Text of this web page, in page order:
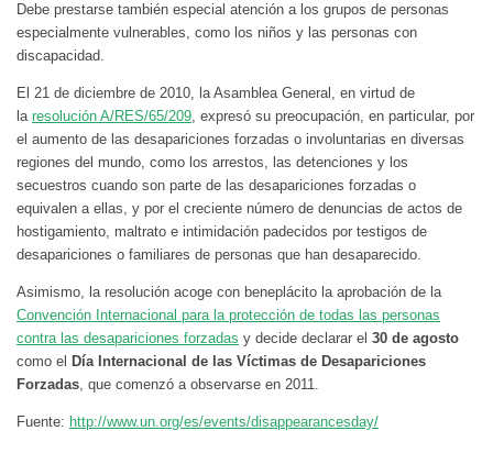
Debe prestarse también especial atención a los grupos de personas
especialmente vulnerables, como los niños y las personas con
discapacidad.
El 21 de diciembre de 2010, la Asamblea General, en virtud de
la resolución A/RES/65/209, expresó su preocupación, en particular, por
el aumento de las desapariciones forzadas o involuntarias en diversas
regiones del mundo, como los arrestos, las detenciones y los
secuestros cuando son parte de las desapariciones forzadas o
equivalen a ellas, y por el creciente número de denuncias de actos de
hostigamiento, maltrato e intimidación padecidos por testigos de
desapariciones o familiares de personas que han desaparecido.
Asimismo, la resolución acoge con beneplácito la aprobación de la
Convención Internacional para la protección de todas las personas
contra las desapariciones forzadas y decide declarar el 30 de agosto
como el Día Internacional de las Víctimas de Desapariciones
Forzadas, que comenzó a observarse en 2011.
Fuente: http://www.un.org/es/events/disappearancesday/